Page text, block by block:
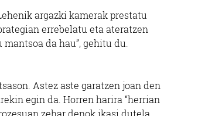
argazki kamerak prestatu
errebelatu eta ateratzen
da hau”, gehitu du.
Astez aste garatzen joan den
egin da. Horren harira “herrian
zehar denok ikasi dutela